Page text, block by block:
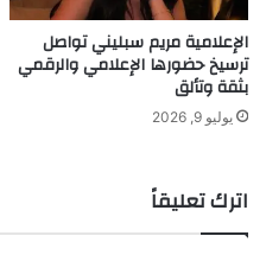
و
ن
ا
ل
ب
ة
ر
ف
ي
ل
م
ي
الإعلامية مريم سبليني تواصل
ترسيخ حضورها الإعلامي والرقمي
بثقة وتألق
يوليو 9, 2026
اترك تعليقاً